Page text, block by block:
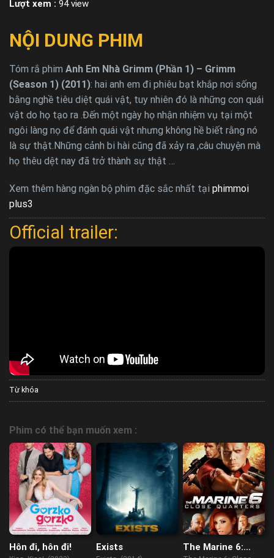
Lượt xem : 94 view
NỘI DUNG PHIM
Tóm rắ phim Anh Em Nhà Grimm (Phần 1) – Grimm
(Season 1) (2011): hai anh em đi phiêu bạt khắp nơi sống
bằng nghề tiêu diệt quái vật, tuy nhiên đó là những con quái
vật do họ tạo ra .Đến một ngày họ nhận nhiệm vụ tại một
ngôi làng nọ để đánh quái vật nhưng không hề biết rằng nó
là sự thật.Những cảnh bi hài cũng đã xảy ra ,câu chuyện mà
họ thêu dệt nay đã trở thành sự thật …
Xem thêm hàng ngàn bộ phim đặc sắc nhất tại phimmoi
plus3
Official trailer:
Từ khóa
Phim có thể bạn muốn xem :
Hôn đi, hôn đi! Exists
The Marine 6: